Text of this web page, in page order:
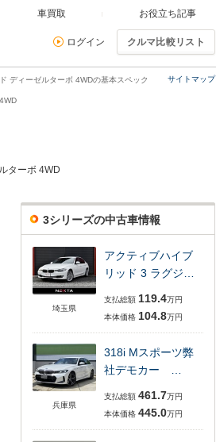
車買取 お役立ち記事
ログイン クルマ比較リスト
サイトマップ
ディーゼルターボ 4WDの基本スペック
ターボ 4WD
3シリーズの中古車情報
埼玉県
アクティブハイブ
リッド 3 ラグジ…
支払総額 119.4万円
本体価格 104.8万円
兵庫県
318i Mスポーツ弊
社デモカー …
支払総額 461.7万円
本体価格 445.0万円